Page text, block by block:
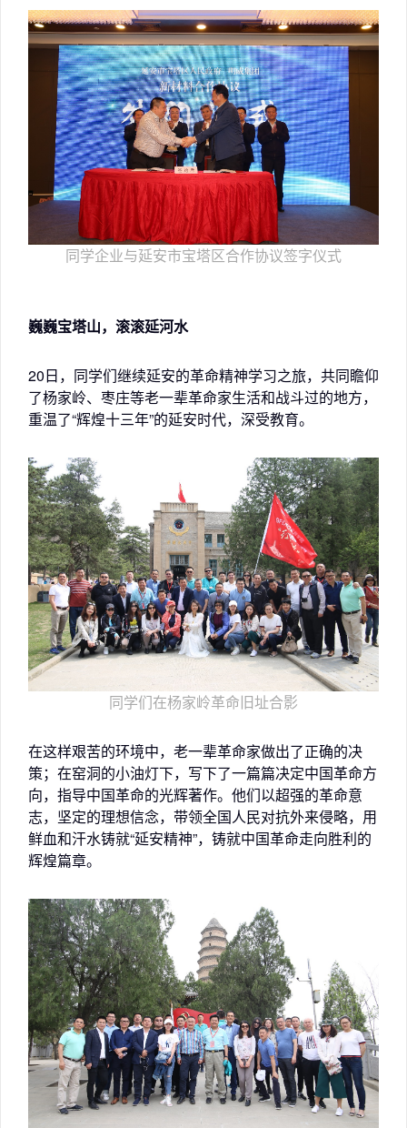
同学企业与延安市宝塔区合作协议签字仪式
巍巍宝塔山，滚滚延河水
20日，同学们继续延安的革命精神学习之旅，共同瞻仰
了杨家岭、枣庄等老一辈革命家生活和战斗过的地方，
重温了“辉煌十三年”的延安时代，深受教育。
同学们在杨家岭革命旧址合影
在这样艰苦的环境中，老一辈革命家做出了正确的决
策；在窑洞的小油灯下，写下了一篇篇决定中国革命方
向，指导中国革命的光辉著作。他们以超强的革命意
志，坚定的理想信念，带领全国人民对抗外来侵略，用
鲜血和汗水铸就“延安精神”，铸就中国革命走向胜利的
辉煌篇章。